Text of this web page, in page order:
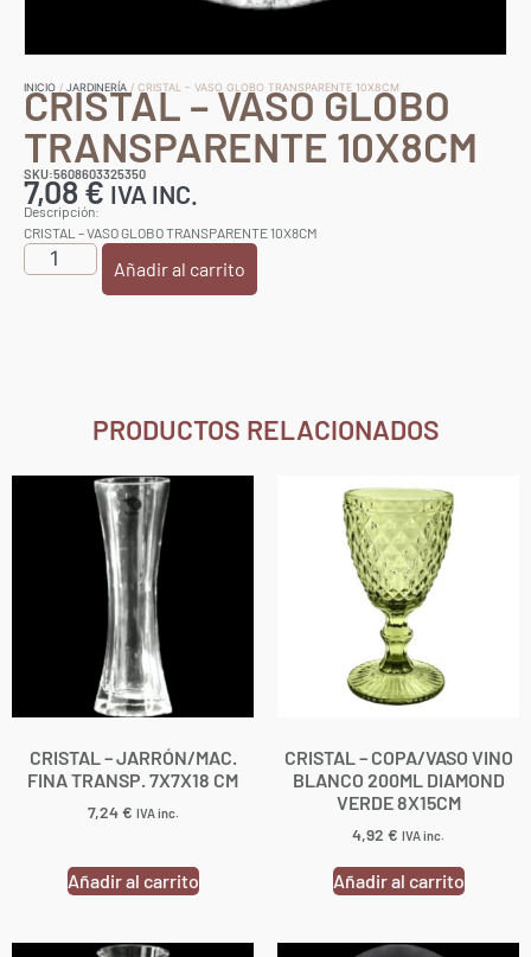
INICIO / JARDINERÍA / CRISTAL – VASO GLOBO TRANSPARENTE 10X8CM
CRISTAL – VASO GLOBO
TRANSPARENTE 10X8CM
SKU:5608603325350
7,08€ IVA INC.
Descripción:
CRISTAL – VASO GLOBO TRANSPARENTE 10X8CM
Añadir al carrito
PRODUCTOS RELACIONADOS
CRISTAL – JARRÓN/MAC.
FINA TRANSP. 7X7X18 CM
7,24€ IVA inc.
Añadir al carrito
CRISTAL – COPA/VASO VINO
BLANCO 200ML DIAMOND
VERDE 8X15CM
4,92 € IVA inc.
Añadir al carrito